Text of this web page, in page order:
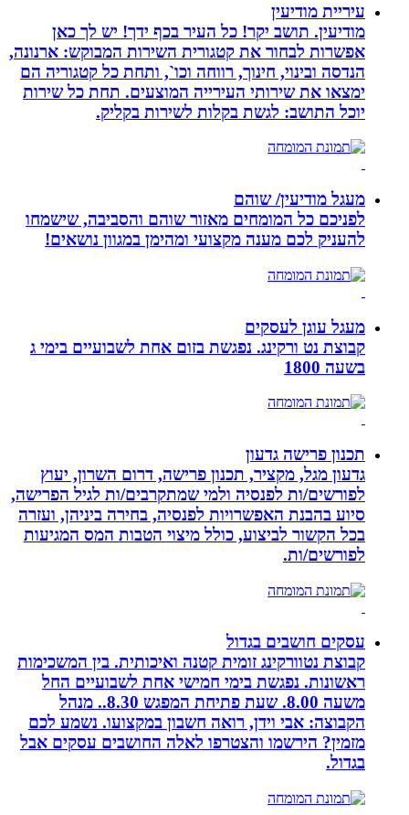
עיריית מודיעין
מודיעין. תושב יקר! כל העיר בכף ידך! יש לך כאן
אפשרות לבחור את קטגורית השירות המבוקש: ארנונה,
הנדסה ובינוי, חינוך, רווחה וכו`, ותחת כל קטגוריה הם
ימצאו את שירותי העירייה המוצעים. תחת כל שירות
יוכל התושב: לגשת בקלות לשירות בקליק.
מעגל מודיעין/ שוהם
לפניכם כל המומחים מאזור שוהם והסביבה, שישמחו
להעניק לכם מענה מקצועי ומהימן במגוון נושאים!
מעגל עוגן לעסקים
קבוצת נט ורקינג. נפגשת בזום אחת לשבועיים בימי ג
בשעה 1800
תכנון פרישה גדעון
גדעון מגל, מקציר, תכנון פרישה, דרום השרון, יעוץ
לפורשים/ות לפנסיה ולמי שמתקרבים/ות לגיל הפרישה,
סיוע בהבנת האפשרויות לפנסיה, בחירה ביניהן, ועזרה
בכל הקשור לביצוע, כולל מיצוי הטבות המס המגיעות
לפורשים/ות.
עסקים חושבים בגדול
קבוצת נטוורקינג זומית קטנה ואיכותית. בין המשכימות
ראשונות. נפגשת בימי חמישי אחת לשבועיים החל
משעה 8.00. שעת פתיחת המפגש 8.30.. מנהל
הקבוצה: אבי וידן, רואה חשבון במקצועו. נשמע לכם
מזמין? הירשמו והצטרפו לאלה החושבים עסקים אבל
בגדול.